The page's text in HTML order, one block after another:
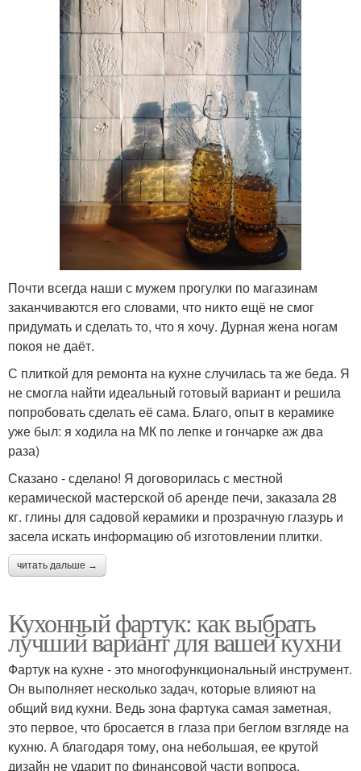
Почти всегда наши с мужем прогулки по магазинам
заканчиваются его словами, что никто ещё не смог
придумать и сделать то, что я хочу. Дурная жена ногам
покоя не даёт.
С плиткой для ремонта на кухне случилась та же беда. Я
не смогла найти идеальный готовый вариант и решила
попробовать сделать её сама. Благо, опыт в керамике
уже был: я ходила на МК по лепке и гончарке аж два
раза)
Сказано - сделано! Я договорилась с местной
керамической мастерской об аренде печи, заказала 28
кг. глины для садовой керамики и прозрачную глазурь и
засела искать информацию об изготовлении плитки.
читать дальше →
Кухонный фартук: как выбрать
лучший вариант для вашей кухни
Фартук на кухне - это многофункциональный инструмент.
Он выполняет несколько задач, которые влияют на
общий вид кухни. Ведь зона фартука самая заметная,
это первое, что бросается в глаза при беглом взгляде на
кухню. А благодаря тому, она небольшая, ее крутой
дизайн не ударит по финансовой части вопроса.